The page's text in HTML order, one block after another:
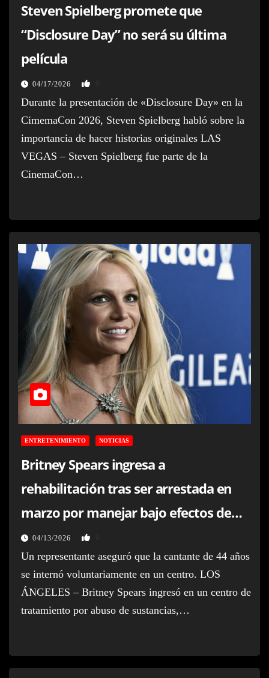
Steven Spielberg promete que
“Disclosure Day” no será su última
película
04/17/2026
Durante la presentación de «Disclosure Day» en la
CimemaCon 2026, Steven Spielberg habló sobre la
importancia de hacer historias originales LAS
VEGAS – Steven Spielberg fue parte de la
CinemaCon…
ENTRETENIMIENTO NOTICIAS
Britney Spears ingresa a
rehabilitación tras ser arrestada en
marzo por manejar bajo efectos de
sustancias
04/13/2026
Un representante aseguró que la cantante de 44 años
se internó voluntariamente en un centro. LOS
ÁNGELES – Britney Spears ingresó en un centro de
tratamiento por abuso de sustancias,…